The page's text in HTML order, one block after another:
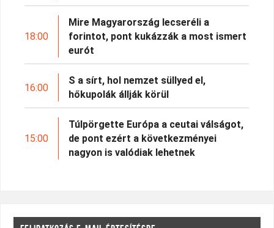
18:00
Mire Magyarország lecseréli a
forintot, pont kukázzák a most ismert
eurót
16:00
S a sírt, hol nemzet süllyed el,
hőkupolák állják körül
15:00
Túlpörgette Európa a ceutai válságot,
de pont ezért a következményei
nagyon is valódiak lehetnek